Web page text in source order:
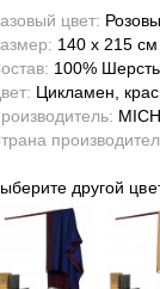
цвет:
140 x 215 см
100% Шерсть
Цикламен,
другой